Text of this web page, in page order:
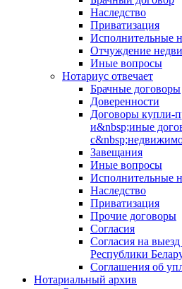
Наследство
Приватизация
Исполнительные
Отчуждение
Иные вопросы
Нотариус отвечает
Брачные договоры
Доверенности
Договоры купли-
и&nbsp;иные
Завещания
Иные вопросы
Исполнительные
Наследство
Приватизация
Прочие договоры
Согласия
Согласия на
Республики
Соглашения об
Нотариальный архив